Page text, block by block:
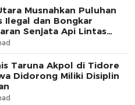
Musnahkan Puluhan
Ilegal dan Bongkar
Senjata Api Lintas
Taruna Akpol di Tidore
Didorong Miliki Disiplin